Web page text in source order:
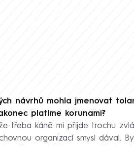
návrhů mohla jmenovat
platíme korunami?
třeba káně mi přijde trochu
organizací smysl dával.